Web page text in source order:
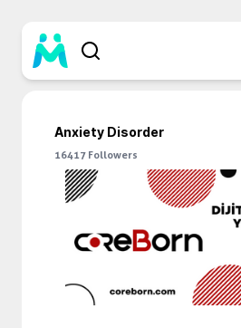
Anxiety Disorder
16417 Followers